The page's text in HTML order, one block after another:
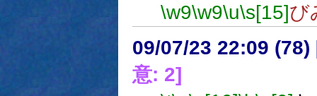
\w9\w9\u\s[15]び
09/07/23 22:09 (78)
意: 2]